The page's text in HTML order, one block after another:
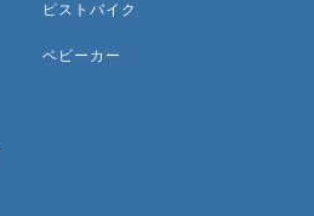
ピストバイク
ベビーカー